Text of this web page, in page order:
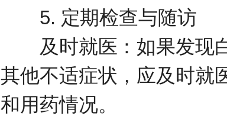
5. 定期检查与随访
及时就医：如果发现
其他不适症状，应及时就
和用药情况。